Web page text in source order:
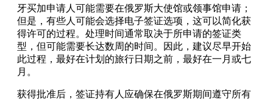
牙买加申请人可能需要在俄罗斯大使馆或领事馆申请；
但是，有些人可能会选择电子签证选项，这可以简化获
得许可的过程。处理时间通常取决于所申请的签证类
型，但可能需要长达数周的时间。因此，建议尽早开始
此过程，最好在计划的旅行日期之前，最好在一月或七
月。
获得批准后，签证持有人应确保在俄罗斯期间遵守所有